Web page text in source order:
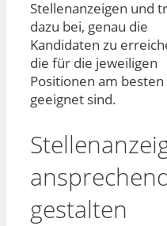
Stellenanzeigen und
dazu bei, genau die
Kandidaten zu
die für die jeweiligen
Positionen am besten
geeignet sind.
gestalten